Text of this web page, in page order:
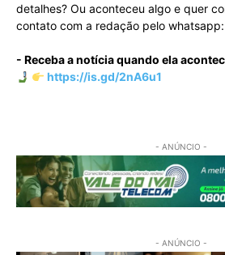
detalhes? Ou aconteceu algo e quer
contato com a redação pelo whatsapp:
- Receba a notícia quando ela
https://is.gd/2nA6u1
- ANÚNCIO -
- ANÚNCIO -